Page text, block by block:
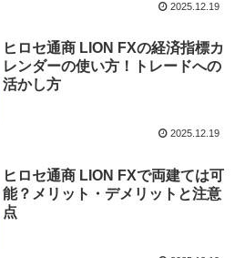
2025.12.19
ヒロセ通商 LION FXの経済指標カ
レンダーの使い方！トレードへの
活かし方
2025.12.19
ヒロセ通商 LION FXで両建ては可
能？メリット・デメリットと注意
点